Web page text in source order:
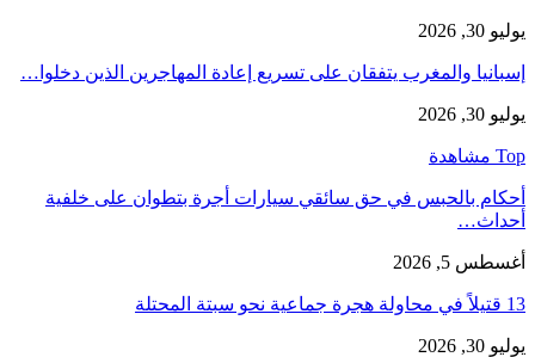
يوليو 30, 2026
إسبانيا والمغرب يتفقان على تسريع إعادة المهاجرين الذين دخلوا…
يوليو 30, 2026
Top مشاهدة
أحكام بالحبس في حق سائقي سيارات أجرة بتطوان على خلفية
أحداث…
أغسطس 5, 2026
13 قتيلاً في محاولة هجرة جماعية نحو سبتة المحتلة
يوليو 30, 2026